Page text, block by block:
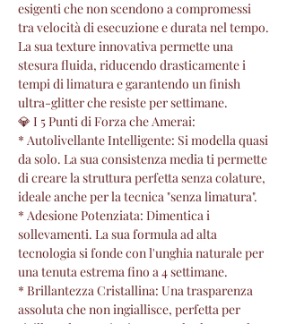
esigenti che non scendono a compromessi
tra velocità di esecuzione e durata nel tempo.
La sua texture innovativa permette una
stesura fluida, riducendo drasticamente i
tempi di limatura e garantendo un finish
ultra-glitter che resiste per settimane.
💎 I 5 Punti di Forza che Amerai:
* Autolivellante Intelligente: Si modella quasi
da solo. La sua consistenza media ti permette
di creare la struttura perfetta senza colature,
ideale anche per la tecnica "senza limatura".
* Adesione Potenziata: Dimentica i
sollevamenti. La sua formula ad alta
tecnologia si fonde con l'unghia naturale per
una tenuta estrema fino a 4 settimane.
* Brillantezza Cristallina: Una trasparenza
assoluta che non ingiallisce, perfetta per